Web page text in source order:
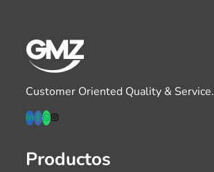
Customer Oriented Quality & Service.
Productos